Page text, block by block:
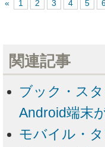
« 1 2 3 4 5
関連記事
ブック・ス
Android端末
モバイル・